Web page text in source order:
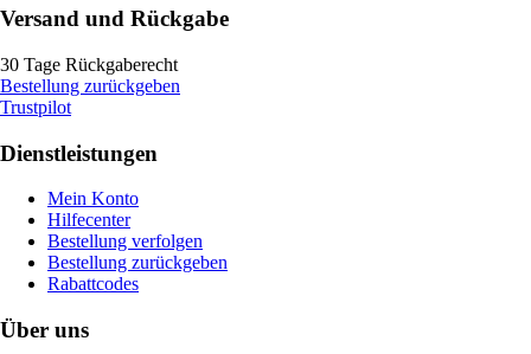
Versand und Rückgabe
30 Tage Rückgaberecht
Bestellung zurückgeben
Trustpilot
Dienstleistungen
Mein Konto
Hilfecenter
Bestellung verfolgen
Bestellung zurückgeben
Rabattcodes
Über uns